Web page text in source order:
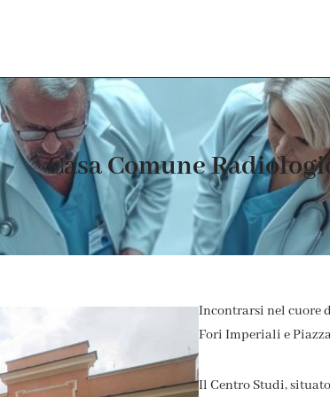
Casa Comune
Incontrarsi nel cuore
Fori Imperiali e
Il Centro Studi,